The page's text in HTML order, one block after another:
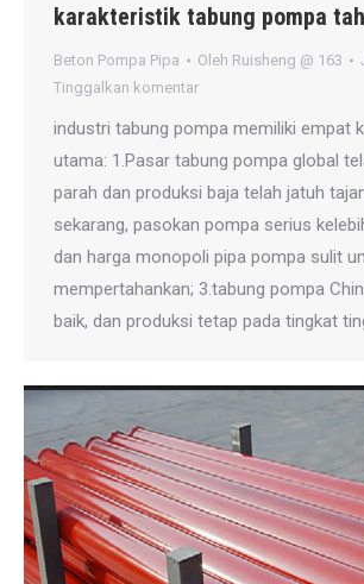
karakteristik tabung pompa
Beton Pompa Pipa Oleh Ruisheng @ 163
Tinggalkan komentar
industri tabung pompa memiliki empat
utama: 1.Pasar tabung pompa global
parah dan produksi baja telah jatuh
sekarang, pasokan pompa serius
dan harga monopoli pipa pompa sulit
mempertahankan; 3.tabung pompa
baik, dan produksi tetap pada tingkat